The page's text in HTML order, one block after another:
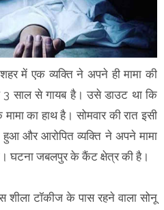
में एक व्यक्ति ने अपने ही मामा की
3 साल से गायब है। उसे डाउट था कि
का हाथ है। सोमवार की रात इसी
हुआ और आरोपित व्यक्ति ने अपने मामा
घटना जबलपुर के कैंट क्षेत्र की है।
टॉकीज के पास रहने वाला सोनू